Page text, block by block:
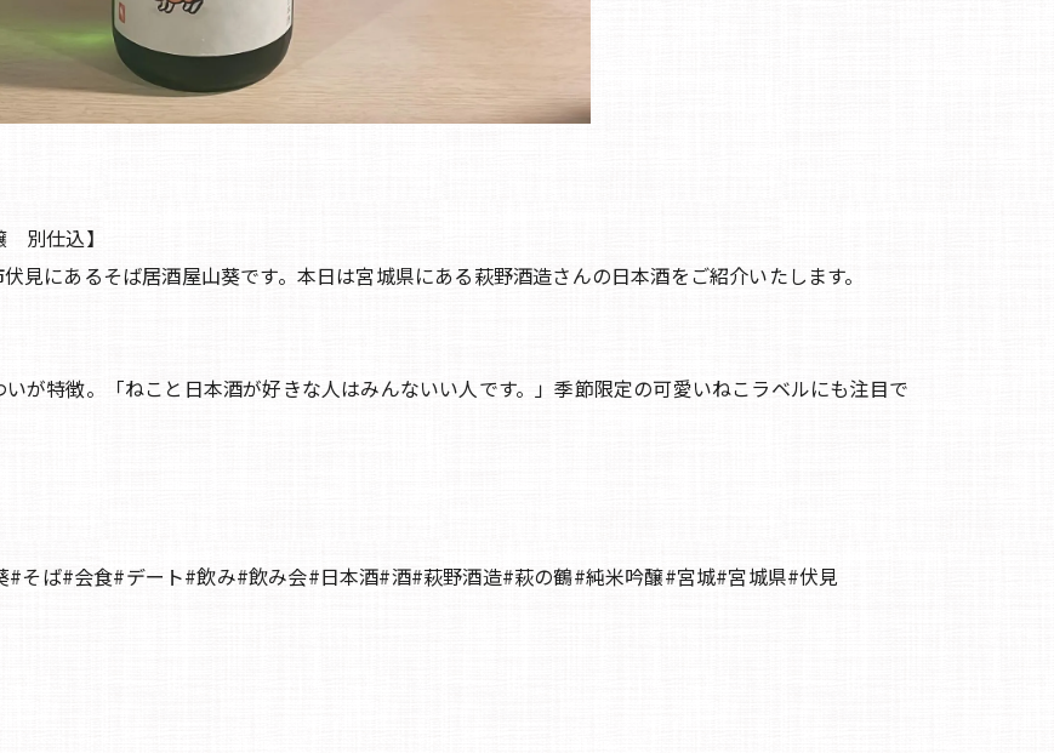
別仕込】
見にあるそば居酒屋山葵です。本日は宮城県にある萩野酒造さんの日本酒をご紹介いたします。
が特徴。「ねこと日本酒が好きな人はみんないい人です。」季節限定の可愛いねこラベルにも注目で
そば#会食#デート#飲み#飲み会#日本酒#酒#萩野酒造#萩の鶴#純米吟醸#宮城#宮城県#伏見